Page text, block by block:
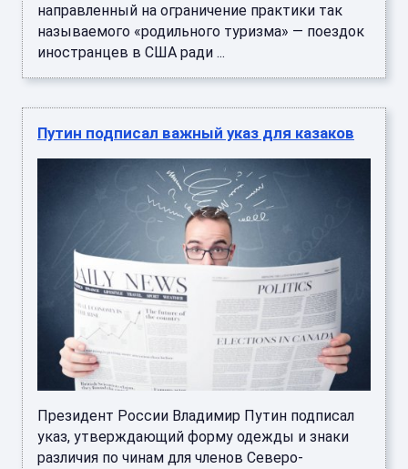
направленный на ограничение практики так
называемого «родильного туризма» — поездок
иностранцев в США ради ...
Путин подписал важный указ для казаков
Президент России Владимир Путин подписал
указ, утверждающий форму одежды и знаки
различия по чинам для членов Северо-